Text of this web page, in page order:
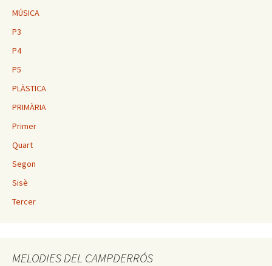
MÚSICA
P3
P4
P5
PLÀSTICA
PRIMÀRIA
Primer
Quart
Segon
Sisè
Tercer
MELODIES DEL CAMPDERRÓS